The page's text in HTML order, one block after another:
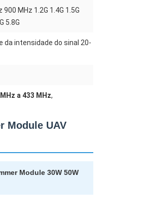
900 MHz 1.2G 1.4G 1.5G
5.8G
da intensidade do sinal 20-
a 433 MHz,
Module UAV
Module 30W 50W